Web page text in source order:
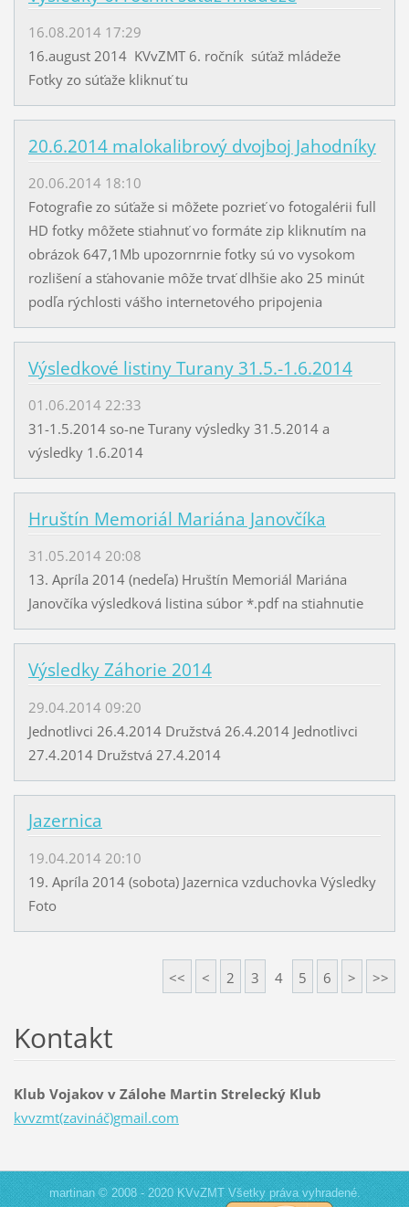
16.08.2014 17:29
16.august 2014 KVvZMT 6. ročník súťaž mládeže
Fotky zo súťaže kliknuť tu
20.6.2014 malokalibrový dvojboj Jahodníky
20.06.2014 18:10
Fotografie zo súťaže si môžete pozrieť vo fotogalérii full
HD fotky môžete stiahnuť vo formáte zip kliknutím na
obrázok 647,1Mb upozornrnie fotky sú vo vysokom
rozlišení a sťahovanie môže trvať dlhšie ako 25 minút
podľa rýchlosti vášho internetového pripojenia
Výsledkové listiny Turany 31.5.-1.6.2014
01.06.2014 22:33
31-1.5.2014 so-ne Turany výsledky 31.5.2014 a
výsledky 1.6.2014
Hruštín Memoriál Mariána Janovčíka
31.05.2014 20:08
13. Apríla 2014 (nedeľa) Hruštín Memoriál Mariána
Janovčíka výsledková listina súbor *.pdf na stiahnutie
Výsledky Záhorie 2014
29.04.2014 09:20
Jednotlivci 26.4.2014 Družstvá 26.4.2014 Jednotlivci
27.4.2014 Družstvá 27.4.2014
Jazernica
19.04.2014 20:10
19. Apríla 2014 (sobota) Jazernica vzduchovka Výsledky
Foto
<< < 2 3 4 5 6 > >>
Kontakt
Klub Vojakov v Zálohe Martin Strelecký Klub
kvvzmt(zavináč)gmail.com
martinan © 2008 - 2020 KVvZMT Všetky práva vyhradené.